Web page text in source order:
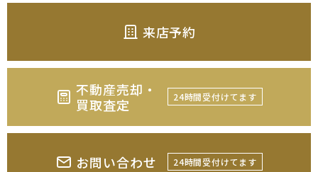
来店予約
不動産売却・
買取査定
24時間受付けてます
お問い合わせ 24時間受付けてます